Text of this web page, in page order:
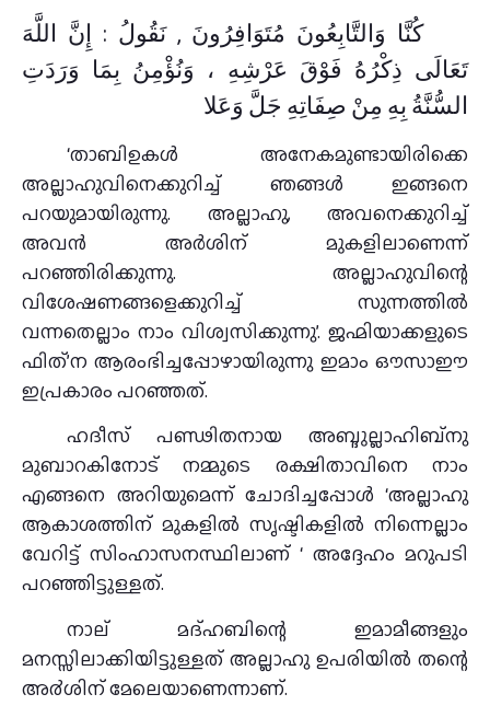
كُنَّا وَالتَّابِعُونَ مُتَوَافِرُونَ , نَقُولُ : إِنَّ اللَّهَ
تَعَالَى ذِكْرُهُ فَوْقَ عَرْشِهِ ، وَنُؤْمِنُ بِمَا وَرَدَتِ
السُّنَّةُ بِهِ مِنْ صِفَاتِهِ جَلَّ وَعَلا
‘താബിഉകൾ അനേകമുണ്ടായിരിക്കെ
അല്ലാഹുവിനെക്കുറിച്ച്‌ ഞങ്ങൾ ഇങ്ങനെ
പറയുമായിരുന്നു. അല്ലാഹു, അവനെക്കുറിച്ച്‌
അവൻ അർശിന്‌ മുകളിലാണെന്ന്‌
പറഞ്ഞിരിക്കുന്നു. അല്ലാഹുവിന്റെ
വിശേഷണങ്ങളെക്കുറിച്ച്‌ സുന്നത്തിൽ
വന്നതെല്ലാം നാം വിശ്വസിക്കുന്നു’. ജഹ്മിയാക്കളുടെ
ഫിത്’ന ആരംഭിച്ചപ്പോഴായിരുന്നു ഇമാം ഔസാഈ
ഇപ്രകാരം പറഞ്ഞത്‌.
ഹദീസ് പണ്ഢിതനായ അബ്ദുല്ലാഹിബ്‌നു
മുബാറകിനോട് നമ്മുടെ രക്ഷിതാവിനെ നാം
എങ്ങനെ അറിയുമെന്ന് ചോദിച്ചപ്പോള്‍ ‘അല്ലാഹു
ആകാശത്തിന് മുകളില്‍ സൃഷ്ടികളില്‍ നിന്നെല്ലാം
വേറിട്ട് സിംഹാസനസ്ഥിലാണ് ‘ അദ്ദേഹം മറുപടി
പറഞ്ഞിട്ടുള്ളത്.
നാല് മദ്ഹബിന്റെ ഇമാമീങ്ങളും
മനസ്സിലാക്കിയിട്ടുള്ളത് അല്ലാഹു ഉപരിയില്‍ തന്റെ
അ൪ശിന് മേലെയാണെന്നാണ്.